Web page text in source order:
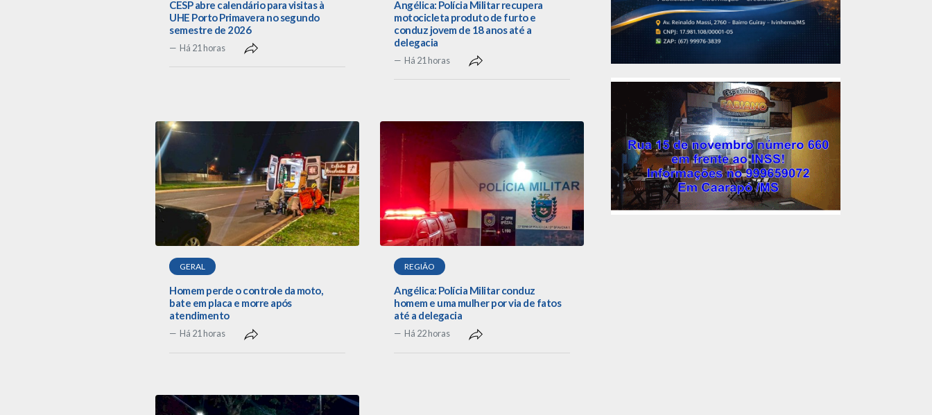
CESP abre calendário para visitas à
UHE Porto Primavera no segundo
semestre de 2026
Há 21 horas
Angélica: Polícia Militar recupera
motocicleta produto de furto e
conduz jovem de 18 anos até a
delegacia
Há 21 horas
GERAL
Homem perde o controle da moto,
bate em placa e morre após
atendimento
Há 21 horas
REGIÃO
Angélica: Polícia Militar conduz
homem e uma mulher por via de fatos
até a delegacia
Há 22 horas